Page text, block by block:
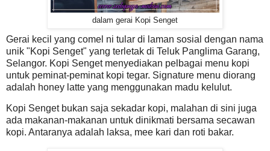
dalam gerai Kopi Senget
Gerai kecil yang comel ni tular di laman sosial dengan nama
unik "Kopi Senget" yang terletak di Teluk Panglima Garang,
Selangor. Kopi Senget menyediakan pelbagai menu kopi
untuk peminat-peminat kopi tegar. Signature menu diorang
adalah honey latte yang menggunakan madu kelulut.
Kopi Senget bukan saja sekadar kopi, malahan di sini juga
ada makanan-makanan untuk dinikmati bersama secawan
kopi. Antaranya adalah laksa, mee kari dan roti bakar.